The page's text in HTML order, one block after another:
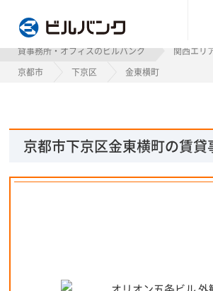
貸事務所・オフィスのビルバンク 関西エリ
京都市
下京区 金東横町
京都市下京区金東横町の賃